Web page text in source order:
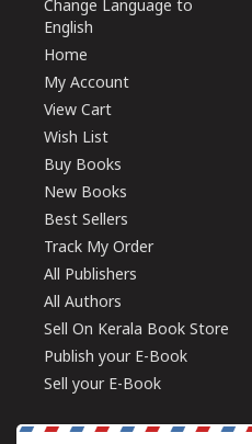
Change Language to
English
Home
My Account
View Cart
Wish List
Buy Books
New Books
Best Sellers
Track My Order
All Publishers
All Authors
Sell On Kerala Book Store
Publish your E-Book
Sell your E-Book